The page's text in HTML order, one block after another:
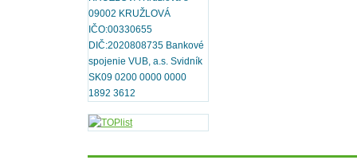
09002 KRUŽLOVÁ
IČO:00330655
DIČ:2020808735 Bankové
spojenie VUB, a.s. Svidník
SK09 0200 0000 0000
1892 3612